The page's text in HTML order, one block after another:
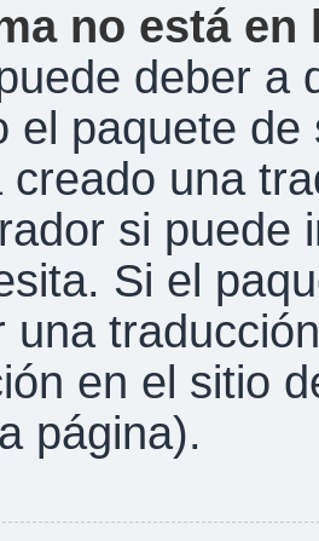
no está
deber a
el paquete
creado una
si puede
Si el
una
en el sitio
página).